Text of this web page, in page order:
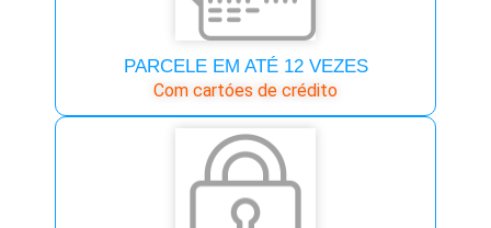
PARCELE EM ATÉ 12 VEZES
Com cartóes de crédito